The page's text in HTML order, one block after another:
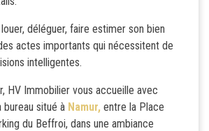
déléguer, faire estimer son bien
actes importants qui nécessitent de
intelligentes.
HV Immobilier vous accueille avec
bureau situé à Namur, entre la Place
du Beffroi, dans une ambiance